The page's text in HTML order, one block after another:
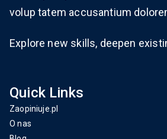
volup tatem accusantium
Explore new skills, deepen
Quick Links
Zaopiniuje.pl
O nas